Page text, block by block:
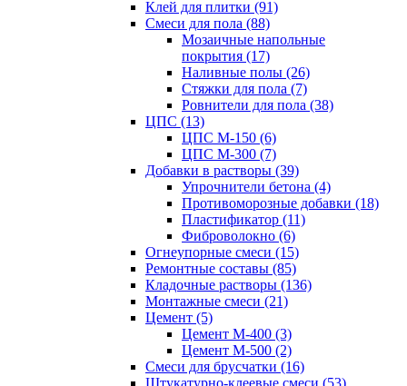
Клей для плитки (91)
Смеси для пола (88)
Мозаичные напольные
покрытия (17)
Наливные полы (26)
Стяжки для пола (7)
Ровнители для пола (38)
ЦПС (13)
ЦПС М-150 (6)
ЦПС М-300 (7)
Добавки в растворы (39)
Упрочнители бетона (4)
Противоморозные добавки (18)
Пластификатор (11)
Фиброволокно (6)
Огнеупорные смеси (15)
Ремонтные составы (85)
Кладочные растворы (136)
Монтажные смеси (21)
Цемент (5)
Цемент М-400 (3)
Цемент М-500 (2)
Смеси для брусчатки (16)
Штукатурно-клеевые смеси (53)